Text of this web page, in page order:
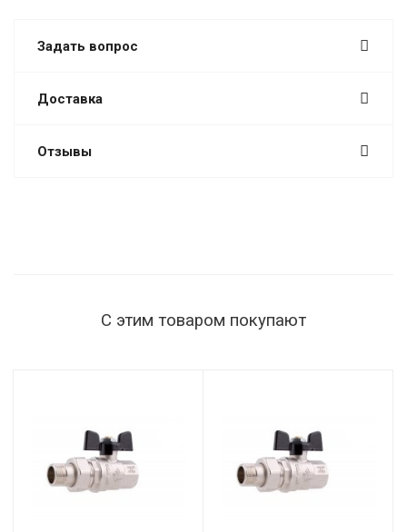
Задать вопрос
Доставка
Отзывы
С этим товаром покупают